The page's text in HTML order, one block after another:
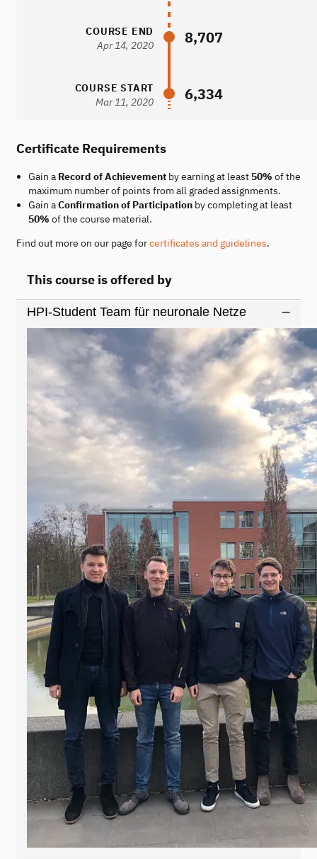
COURSE END
Apr 14, 2020
8,707
COURSE START
Mar 11, 2020
6,334
Certificate Requirements
Gain a Record of Achievementby earning at least 50% of the
maximum number of points from all graded assignments.
Gain aConfirmation of Participationby completing at least
50% of the course material.
Find out more on our page forcertificates and guidelines.
This course is offered by
HPI-Student Team für neuronale Netze